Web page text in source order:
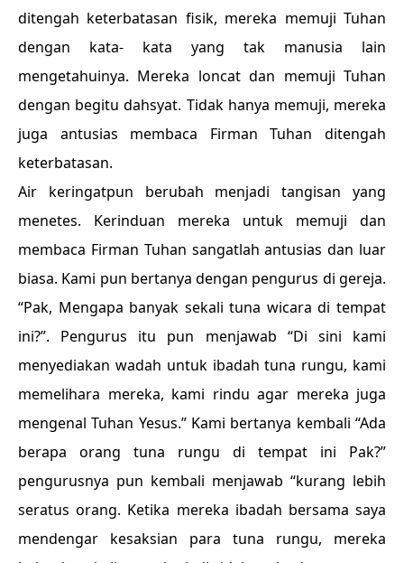
ditengah keterbatasan fisik, mereka memuji Tuhan
dengan kata- kata yang tak manusia lain
mengetahuinya. Mereka loncat dan memuji Tuhan
dengan begitu dahsyat. Tidak hanya memuji, mereka
juga antusias membaca Firman Tuhan ditengah
keterbatasan.
Air keringatpun berubah menjadi tangisan yang
menetes. Kerinduan mereka untuk memuji dan
membaca Firman Tuhan sangatlah antusias dan luar
biasa. Kami pun bertanya dengan pengurus di gereja.
“Pak, Mengapa banyak sekali tuna wicara di tempat
ini?”. Pengurus itu pun menjawab “Di sini kami
menyediakan wadah untuk ibadah tuna rungu, kami
memelihara mereka, kami rindu agar mereka juga
mengenal Tuhan Yesus.” Kami bertanya kembali “Ada
berapa orang tuna rungu di tempat ini Pak?”
pengurusnya pun kembali menjawab “kurang lebih
seratus orang. Ketika mereka ibadah bersama saya
mendengar kesaksian para tuna rungu, mereka